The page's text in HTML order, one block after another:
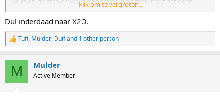
aankondiging einde carriere (refererend aan haar ernstige
scheenbeenbreuk dit seizoen). Het lijkt me dat een team als IKO
allrounder meer hebben, maar Essent kan ook aan Dul denken.
Klik om te vergroten...
Dul inderdaad naar X2O.
R
e
Tuft, Mulder, Duifand 1 other person
M Mulder
Active Member